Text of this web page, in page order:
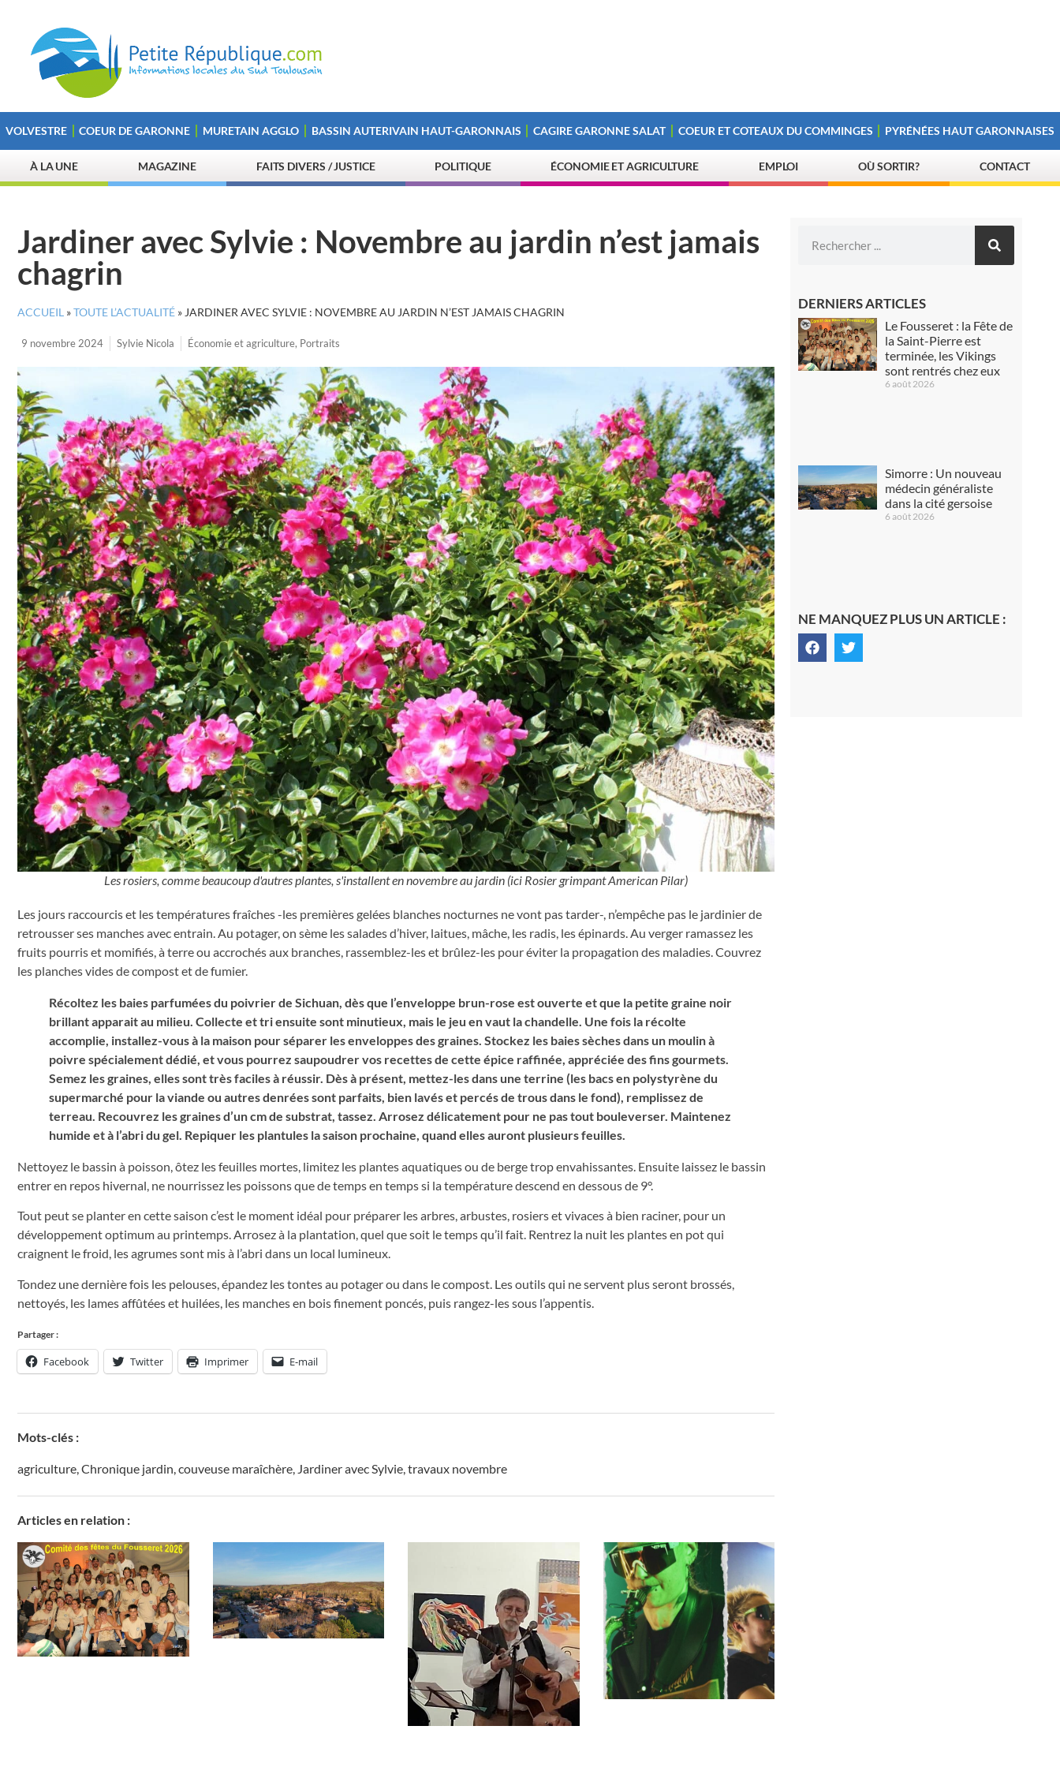
VOLVESTRE COEUR DE GARONNE MURETAIN AGGLO BASSIN AUTERIVAIN HAUT-GARONNAIS CAGIRE GARONNE SALAT COEUR ET COTEAUX DU COMMINGES PYRÉNÉES HAUT GARONNAISES
À LA UNE MAGAZINE FAITS DIVERS / JUSTICE POLITIQUE ÉCONOMIE ET AGRICULTURE EMPLOI OÙ SORTIR? CONTACT
Jardiner avec Sylvie : Novembre au jardin n’est jamais
chagrin
ACCUEIL »TOUTE L’ACTUALITÉ » JARDINER AVEC SYLVIE : NOVEMBRE AU JARDIN N’EST JAMAIS CHAGRIN
9 novembre 2024 Sylvie Nicola Économie et agriculture, Portraits
Les rosiers, comme beaucoup d'autres plantes, s'installent en novembre au jardin (ici Rosier grimpant American Pilar)
Les jours raccourcis et les températures fraîches -les premières gelées blanches nocturnes ne vont pas tarder-, n’empêche pas le jardinier de
retrousser ses manches avec entrain. Au potager, on sème les salades d’hiver, laitues, mâche, les radis, les épinards. Au verger ramassez les
fruits pourris et momifiés, à terre ou accrochés aux branches, rassemblez-les et brûlez-les pour éviter la propagation des maladies. Couvrez
les planches vides de compost et de fumier.
Récoltez les baies parfumées du poivrier de Sichuan, dès que l’enveloppe brun-rose est ouverte et que la petite graine noir
brillant apparait au milieu. Collecte et tri ensuite sont minutieux, mais le jeu en vaut la chandelle. Une fois la récolte
accomplie, installez-vous à la maison pour séparer les enveloppes des graines. Stockez les baies sèches dans un moulin à
poivre spécialement dédié, et vous pourrez saupoudrer vos recettes de cette épice raffinée, appréciée des fins gourmets.
Semez les graines, elles sont très faciles à réussir. Dès à présent, mettez-les dans une terrine (les bacs en polystyrène du
supermarché pour la viande ou autres denrées sont parfaits, bien lavés et percés de trous dans le fond), remplissez de
terreau. Recouvrez les graines d’un cm de substrat, tassez. Arrosez délicatement pour ne pas tout bouleverser. Maintenez
humide et à l’abri du gel. Repiquer les plantules la saison prochaine, quand elles auront plusieurs feuilles.
Nettoyez le bassin à poisson, ôtez les feuilles mortes, limitez les plantes aquatiques ou de berge trop envahissantes. Ensuite laissez le bassin
entrer en repos hivernal, ne nourrissez les poissons que de temps en temps si la température descend en dessous de 9°.
Tout peut se planter en cette saison c’est le moment idéal pour préparer les arbres, arbustes, rosiers et vivaces à bien raciner, pour un
développement optimum au printemps. Arrosez à la plantation, quel que soit le temps qu’il fait. Rentrez la nuit les plantes en pot qui
craignent le froid, les agrumes sont mis à l’abri dans un local lumineux.
Tondez une dernière fois les pelouses, épandez les tontes au potager ou dans le compost. Les outils qui ne servent plus seront brossés,
nettoyés, les lames affûtées et huilées, les manches en bois finement poncés, puis rangez-les sous l’appentis.
Partager :
Facebook Twitter Imprimer E-mail
Mots-clés :
agriculture,Chronique jardin,couveuse maraîchère, Jardiner avec Sylvie,travaux novembre
Articles en relation :
DERNIERS ARTICLES
Le Fousseret : la Fête de
la Saint-Pierre est
terminée, les Vikings
sont rentrés chez eux
6 août 2026
Simorre : Un nouveau
médecin généraliste
dans la cité gersoise
6 août 2026
NE MANQUEZ PLUS UN ARTICLE :